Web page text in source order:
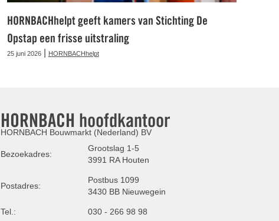
HORNBACHhelpt geeft kamers van Stichting De
Opstap een frisse uitstraling
25 juni 2026| HORNBACHhelpt
HORNBACH hoofdkantoor
HORNBACH Bouwmarkt (Nederland) BV
Bezoekadres:
Grootslag 1-5
3991 RA Houten
Postadres:
Postbus 1099
3430 BB Nieuwegein
Tel.: 030 - 266 98 98